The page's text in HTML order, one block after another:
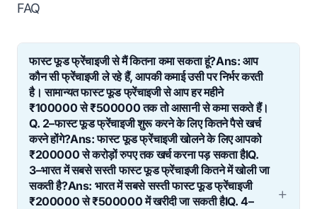
FAQ
फास्ट फूड फ्रेंचाइजी से मैं कितना कमा सकता हूं?Ans: आप
कौन सी फ्रेंचाइजी ले रहे हैं, आपकी कमाई उसी पर निर्भर करती
है। सामान्यत फास्ट फूड फ्रेंचाइजी से आप हर महीने
₹100000 से ₹500000 तक तो आसानी से कमा सकते हैं।
Q. 2–फास्ट फूड फ्रेंचाइजी शुरू करने के लिए कितने पैसे खर्च
करने होंगे?Ans: फास्ट फूड फ्रेंचाइजी खोलने के लिए आपको
₹200000 से करोड़ों रुपए तक खर्च करना पड़ सकता हैlQ.
3–भारत में सबसे सस्ती फास्ट फूड फ्रेंचाइजी कितने में खोली जा
सकती है?Ans: भारत में सबसे सस्ती फास्ट फूड फ्रेंचाइजी
₹200000 से ₹500000 में खरीदी जा सकती हैlQ. 4–